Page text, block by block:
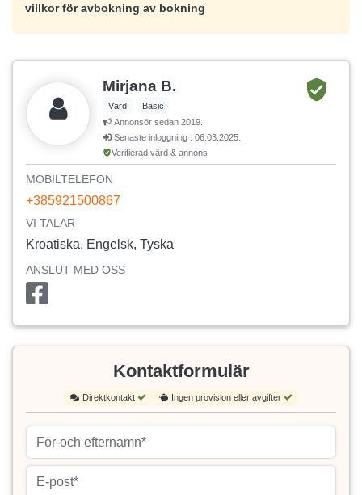
villkor för avbokning av bokning
Mirjana B.
Värd
Basic
Annonsör sedan 2019.
Senaste inloggning : 06.03.2025.
Verifierad värd & annons
MOBILTELEFON
+385921500867
VI TALAR
Kroatiska, Engelsk, Tyska
ANSLUT MED OSS
Kontaktformulär
Direktkontakt Ingen provision eller avgifter